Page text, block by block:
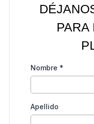
PARA
Nombre *
Apellido